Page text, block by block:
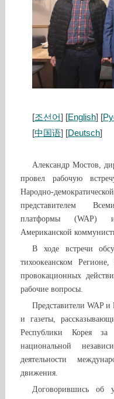
[조선어] [English] [
[中国语] [Deutsch]
Александр Мостов,
провел рабочую
Народно-
представителем
платформы (WAP) и
Американской
В ходе встречи
тихоокеанском
провокационных
рабочие вопросы.
Представители WAP
и газеты,
Республики Корея за
национальной
деятельности
движения.
Договорившись об